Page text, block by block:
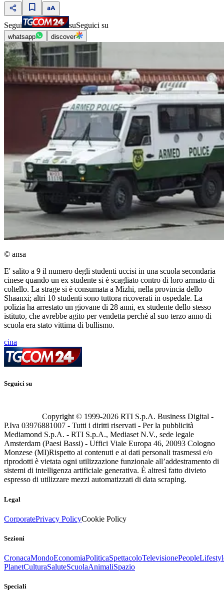
Segui suSeguici su
whatsapp discover
© ansa
E' salito a 9 il numero degli studenti uccisi in una scuola secondaria
cinese quando un ex studente si è scagliato contro di loro armato di
coltello. La strage si è consumata a Mizhi, nella provincia dello
Shaanxi; altri 10 studenti sono tuttora ricoverati in ospedale. La
polizia ha arrestato un giovane di 28 anni, ex studente dello stesso
istituto, che avrebbe agito per vendetta perché al suo terzo anno di
scuola era stato vittima di bullismo.
cina
Seguici su
Copyright © 1999-2026 RTI S.p.A. Business Digital -
P.Iva 03976881007 - Tutti i diritti riservati - Per la pubblicità
Mediamond S.p.A. - RTI S.p.A., Mediaset N.V., sede legale
Amsterdam (Paesi Bassi) - Uffici Viale Europa 46, 20093 Cologno
Monzese (MI)Rispetto ai contenuti e ai dati personali trasmessi e/o
riprodotti è vietata ogni utilizzazione funzionale all’addestramento di
sistemi di intelligenza artificiale generativa. È altresì fatto divieto
espresso di utilizzare mezzi automatizzati di data scraping.
Legal
CorporatePrivacy PolicyCookie Policy
Sezioni
CronacaMondoEconomiaPoliticaSpettacoloTelevisionePeople
PlanetCulturaSaluteScuolaAnimaliSpazio
Speciali